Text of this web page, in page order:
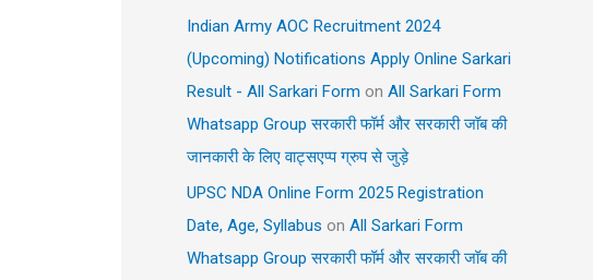
Indian Army AOC Recruitment 2024
(Upcoming) Notifications Apply Online Sarkari
Result - All Sarkari Form on All Sarkari Form
Whatsapp Group सरकारी फॉर्म और सरकारी जॉब की
जानकारी के लिए वाट्सएप्प ग्रुप से जुड़े
UPSC NDA Online Form 2025 Registration
Date, Age, Syllabus on All Sarkari Form
Whatsapp Group सरकारी फॉर्म और सरकारी जॉब की